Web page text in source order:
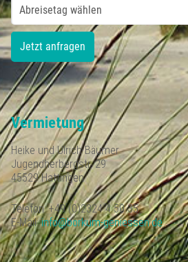
Vermietung
Heike und Ulrich Bäumer
Jugendherbergstr. 29
45529 Hattingen
Telefon: +49 (0)2324 4 50 35
E-Mail:info@borkum-geniessen.de